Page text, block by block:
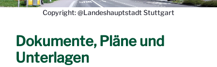
Copyright: @Landeshauptstadt Stuttgart
Dokumente, Pläne und
Unterlagen